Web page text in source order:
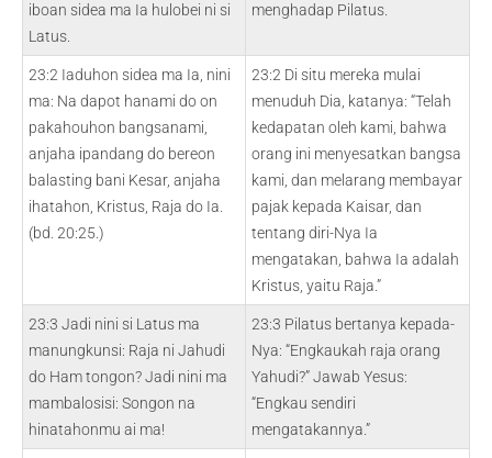
iboan sidea ma Ia hulobei ni si
Latus.
menghadap Pilatus.
23:2 Iaduhon sidea ma Ia, nini
ma: Na dapot hanami do on
pakahouhon bangsanami,
anjaha ipandang do bereon
balasting bani Kesar, anjaha
ihatahon, Kristus, Raja do Ia.
(bd. 20:25.)
23:2 Di situ mereka mulai
menuduh Dia, katanya: “Telah
kedapatan oleh kami, bahwa
orang ini menyesatkan bangsa
kami, dan melarang membayar
pajak kepada Kaisar, dan
tentang diri-Nya Ia
mengatakan, bahwa Ia adalah
Kristus, yaitu Raja.”
23:3 Jadi nini si Latus ma
manungkunsi: Raja ni Jahudi
do Ham tongon? Jadi nini ma
mambalosisi: Songon na
hinatahonmu ai ma!
23:3 Pilatus bertanya kepada-
Nya: “Engkaukah raja orang
Yahudi?” Jawab Yesus:
“Engkau sendiri
mengatakannya.”